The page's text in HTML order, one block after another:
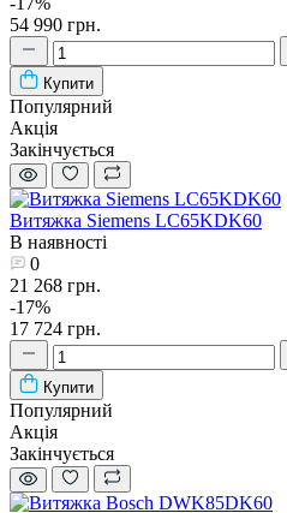
54 990 грн.
Купити
Популярний
Акція
Закінчується
Витяжка Siemens LC65KDK60
В наявності
0
21 268 грн.
-17%
17 724 грн.
Купити
Популярний
Акція
Закінчується